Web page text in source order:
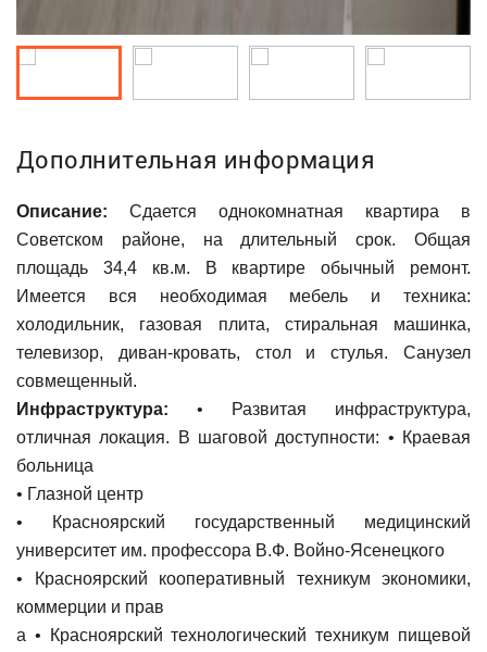
Дополнительная информация
Описание: Сдается однокомнатная квартира в
Советском районе, на длительный срок. Общая
площадь 34,4 кв.м. В квартире обычный ремонт.
Имеется вся необходимая мебель и техника:
холодильник, газовая плита, стиральная машинка,
телевизор, диван-кровать, стол и стулья. Санузел
совмещенный.
Инфраструктура: • Развитая инфраструктура,
отличная локация. В шаговой доступности: • Краевая
больница
• Глазной центр
• Красноярский государственный медицинский
университет им. профессора В.Ф. Войно-Ясенецкого
• Красноярский кооперативный техникум экономики,
коммерции и прав
а • Красноярский технологический техникум пищевой